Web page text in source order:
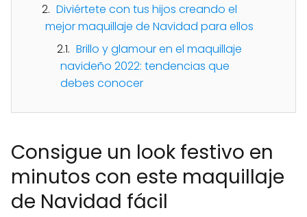
Diviértete con tus hijos creando el
mejor maquillaje de Navidad para ellos
Brillo y glamour en el maquillaje
navideño 2022: tendencias que
debes conocer
Consigue un look festivo en
minutos con este maquillaje
de Navidad fácil